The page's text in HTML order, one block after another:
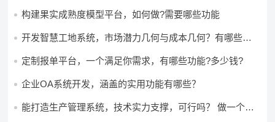
构建果实成熟度模型平台，如何做?需要哪些功能
开发智慧工地系统，市场潜力几何与成本几何？有哪些前
定制报单平台，一个满足你需求，有哪些功能?多少钱?
企业OA系统开发，涵盖的实用功能有哪些？
能打造生产管理系统，技术实力支撑，可行吗？ 做一个高